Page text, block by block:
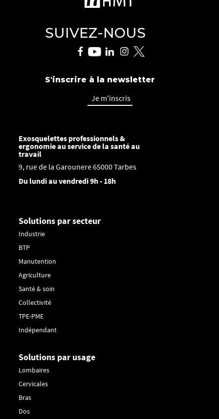
SUIVEZ-NOUS
S'inscrire à la newsletter
Je m'inscris
Exosquelettes professionnels &
ergonomie au service de la santé au
travail
9, rue de la Garounere 65000 Tarbes
Du lundi au vendredi 9h - 18h
Solutions par secteur
Industrie
BTP
Manutention
Agriculture
Santé & soin
Collectivité
TPE-PME
Indépendant
Solutions par usage
Lombaires
Cervicales
Bras
Dos